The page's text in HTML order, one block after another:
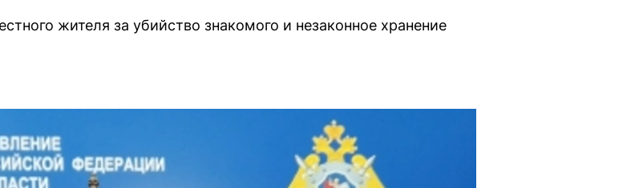
жителя за убийство знакомого и незаконное хранение